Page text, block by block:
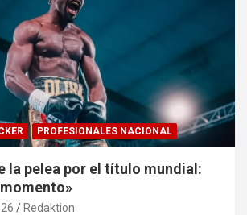
PROFESIONALES NACIONAL
la pelea por el título mundial:
Redaktion